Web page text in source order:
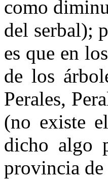
como
del serbal);
es que en
de los
Perales,
(no existe
dicho algo
provincia de